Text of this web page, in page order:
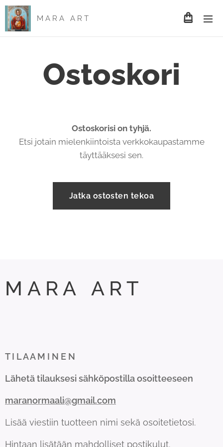
M A R A A R T
Ostoskori
Ostoskorisi on tyhjä.
Etsi jotain mielenkiintoista verkkokaupastamme
täyttääksesi sen.
Jatka ostosten tekoa
M A R A A R T
T I L A A M I N E N
Lähetä tilauksesi sähköpostilla osoitteeseen
maranormaali@gmail.com
Lisää viestiin tuotteen nimi sekä osoitetietosi.
Hintaan lisätään mahdolliset postikulut.